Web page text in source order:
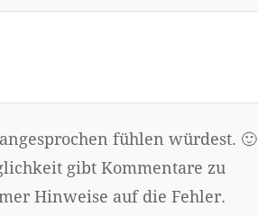
fühlen würdest. 🙂
gibt Kommentare zu
Hinweise auf die Fehler.